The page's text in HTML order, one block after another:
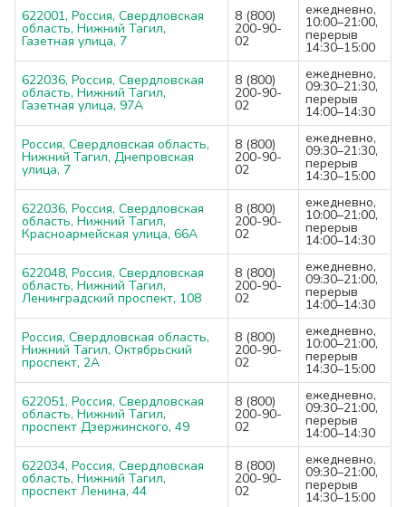
622001, Россия, Свердловская
область, Нижний Тагил,
Газетная улица, 7
8 (800)
200-90-
02
ежедневно,
10:00–21:00,
перерыв
14:30–15:00
622036, Россия, Свердловская
область, Нижний Тагил,
Газетная улица, 97А
8 (800)
200-90-
02
ежедневно,
09:30–21:30,
перерыв
14:00–14:30
Россия, Свердловская область,
Нижний Тагил, Днепровская
улица, 7
8 (800)
200-90-
02
ежедневно,
09:30–21:30,
перерыв
14:30–15:00
622036, Россия, Свердловская
область, Нижний Тагил,
Красноармейская улица, 66А
8 (800)
200-90-
02
ежедневно,
10:00–21:00,
перерыв
14:00–14:30
622048, Россия, Свердловская
область, Нижний Тагил,
Ленинградский проспект, 108
8 (800)
200-90-
02
ежедневно,
09:30–21:00,
перерыв
14:00–14:30
Россия, Свердловская область,
Нижний Тагил, Октябрьский
проспект, 2А
8 (800)
200-90-
02
ежедневно,
10:00–21:00,
перерыв
14:30–15:00
622051, Россия, Свердловская
область, Нижний Тагил,
проспект Дзержинского, 49
8 (800)
200-90-
02
ежедневно,
09:30–21:00,
перерыв
14:00–14:30
622034, Россия, Свердловская
область, Нижний Тагил,
проспект Ленина, 44
8 (800)
200-90-
02
ежедневно,
09:30–21:00,
перерыв
14:30–15:00